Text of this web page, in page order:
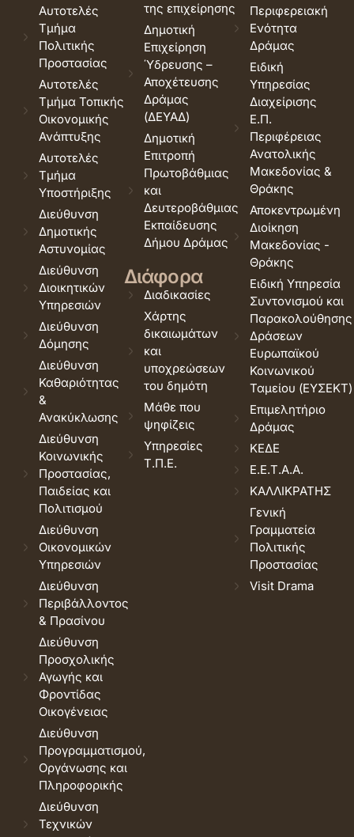
Αυτοτελές
Τμήμα
Πολιτικής
Προστασίας
Αυτοτελές
Τμήμα Τοπικής
Οικονομικής
Ανάπτυξης
Αυτοτελές
Τμήμα
Υποστήριξης
Διεύθυνση
Δημοτικής
Αστυνομίας
Διεύθυνση
Διοικητικών
Υπηρεσιών
Διεύθυνση
Δόμησης
Διεύθυνση
Καθαριότητας
&
Ανακύκλωσης
Διεύθυνση
Κοινωνικής
Προστασίας,
Παιδείας και
Πολιτισμού
Διεύθυνση
Οικονομικών
Υπηρεσιών
Διεύθυνση
Περιβάλλοντος
& Πρασίνου
Διεύθυνση
Προσχολικής
Αγωγής και
Φροντίδας
Οικογένειας
Διεύθυνση
Προγραμματισμού,
Οργάνωσης και
Πληροφορικής
Διεύθυνση
Τεχνικών
της επιχείρησης
Δημοτική
Επιχείρηση
Ύδρευσης –
Αποχέτευσης
Δράμας
(ΔΕΥΑΔ)
Δημοτική
Επιτροπή
Πρωτοβάθμιας
και
Δευτεροβάθμιας
Εκπαίδευσης
Δήμου Δράμας
Διάφορα
Διαδικασίες
Χάρτης
δικαιωμάτων
και
υποχρεώσεων
του δημότη
Μάθε που
ψηφίζεις
Υπηρεσίες
Τ.Π.Ε.
Περιφερειακή
Ενότητα
Δράμας
Ειδική
Υπηρεσίας
Διαχείρισης
Ε.Π.
Περιφέρειας
Ανατολικής
Μακεδονίας &
Θράκης
Αποκεντρωμένη
Διοίκηση
Μακεδονίας -
Θράκης
Ειδική Υπηρεσία
Συντονισμού και
Παρακολούθησης
Δράσεων
Ευρωπαϊκού
Κοινωνικού
Ταμείου (ΕΥΣΕΚΤ)
Επιμελητήριο
Δράμας
ΚΕΔΕ
Ε.Ε.Τ.Α.Α.
ΚΑΛΛΙΚΡΑΤΗΣ
Γενική
Γραμματεία
Πολιτικής
Προστασίας
Visit Drama